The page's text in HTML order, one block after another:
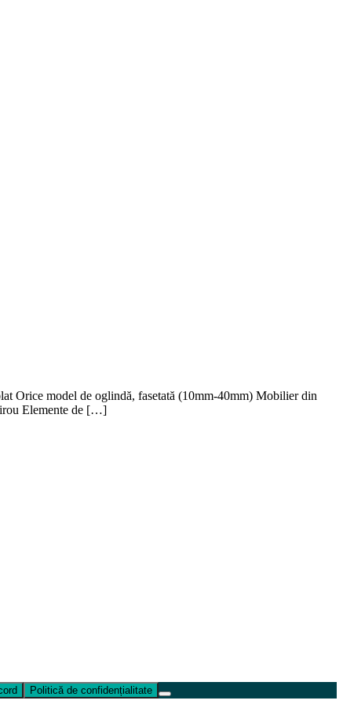
Orice model de oglindă, fasetată (10mm-40mm) Mobilier din
Elemente de […]
Politică de confidențialitate